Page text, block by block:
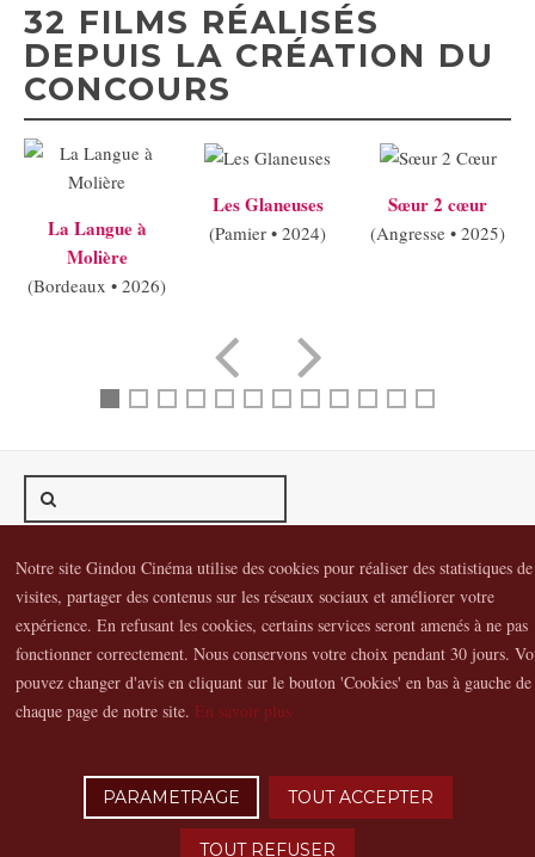
32 FILMS RÉALISÉS
DEPUIS LA CRÉATION DU
CONCOURS
La Langue à
Molière
(Bordeaux • 2026)
Les Glaneuses
(Pamier • 2024)
Sœur 2 cœur
(Angresse • 2025)
Gindou Cinéma Contacts Lettre d'infos
Réseaux sociaux
Partenaires
Adhérer
Vidéothèque
Hommage à Guy Cavagnac
Copyright © 2016 Gindou Cinéma | Gindou Cinéma -Le Bourg - 46250
Lyncee, Infographie: PAO, Multimédia & Web Design
Notre site Gindou Cinéma utilise des cookies pour réaliser des statistiques de
visites, partager des contenus sur les réseaux sociaux et améliorer votre
expérience. En refusant les cookies, certains services seront amenés à ne pas
fonctionner correctement. Nous conservons votre choix pendant 30 jours.
pouvez changer d'avis en cliquant sur le bouton 'Cookies' en bas à gauche de
chaque page de notre site. En savoir plus
PARAMETRAGE TOUT ACCEPTER
TOUT REFUSER